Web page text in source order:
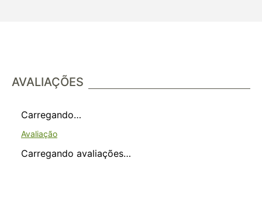
AVALIAÇÕES
Carregando…
Carregando avaliações…